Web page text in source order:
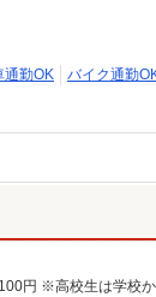
通勤OK
バイク通勤